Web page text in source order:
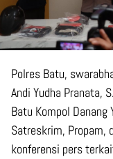
Polres Batu,
Andi Yudha Pranata,
Batu Kompol Danang
Satreskrim, Propam,
konferensi pers